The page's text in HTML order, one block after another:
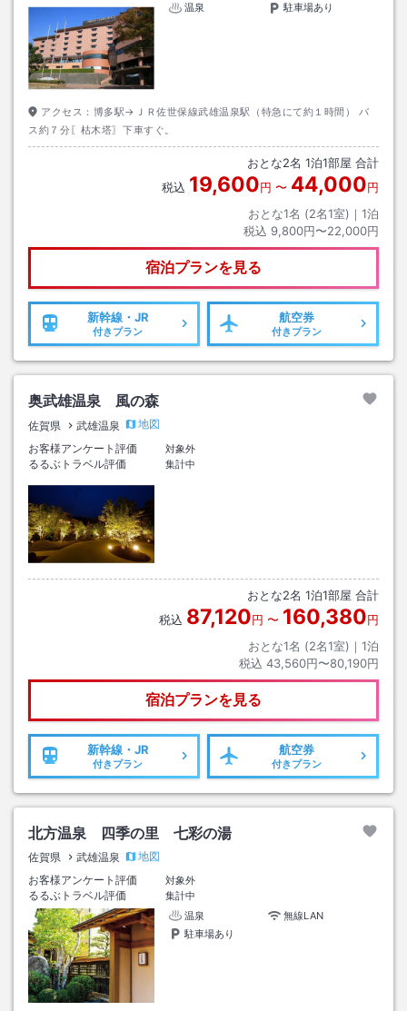
温泉
駐車場あり
アクセス： 博多駅→ＪＲ佐世保線武雄温泉駅（特急にて約１時間） バ
ス約７分〖枯木塔〗下車すぐ。
おとな2名 1泊1部屋 合計
税込 19,600円 〜 44,000円
おとな1名 (2名1室)｜ 1泊
税込 9,800円〜22,000円
宿泊プランを見る
新幹線・JR
付きプラン
航空券
付きプラン
奥武雄温泉 風の森
佐賀県 武雄温泉
地図
お客様アンケート評価
対象外
るるぶトラベル評価 集計中
おとな2名 1泊1部屋 合計
税込 87,120円 〜 160,380円
おとな1名 (2名1室)｜ 1泊
税込 43,560円〜80,190円
宿泊プランを見る
新幹線・JR
付きプラン
航空券
付きプラン
北方温泉 四季の里 七彩の湯
佐賀県 武雄温泉
地図
お客様アンケート評価
対象外
るるぶトラベル評価
集計中
温泉
無線LAN
駐車場あり